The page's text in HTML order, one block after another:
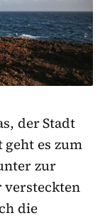
der Stadt
geht es zum
zur
versteckten
die